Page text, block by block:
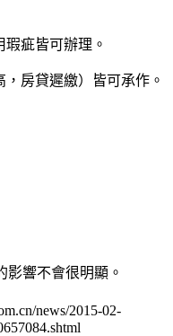
疵皆可辦理。
房貸遲繳）皆可承作。
影響不會很明顯。
news/2015-02-